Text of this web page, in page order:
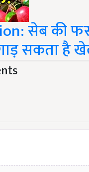
सेब की
सकता है